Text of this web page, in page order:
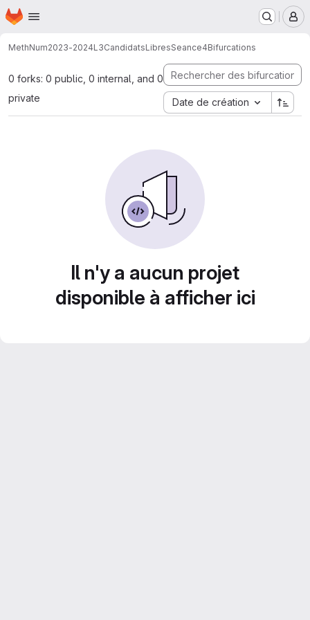
Passer au contenu principal
Page d'accueil
MethNum2023-2024L3CandidatsLibresSeance4Bifurcations
0 forks: 0 public, 0 internal, and 0
private
Date de création
Il n'y a aucun projet
disponible à afficher ici